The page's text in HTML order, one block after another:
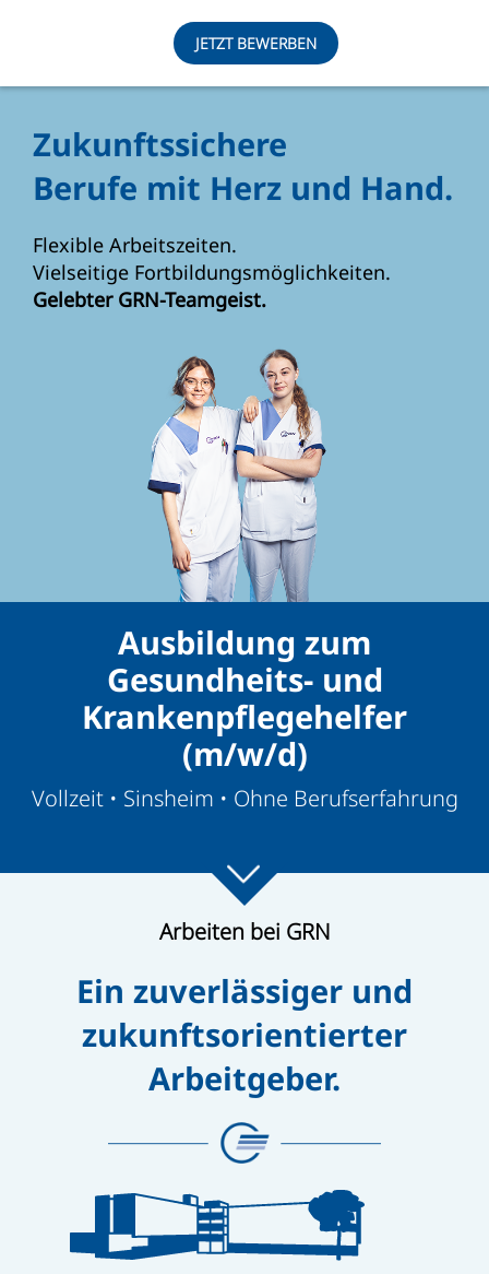
JETZT BEWERBEN
Zukunftssichere
Berufe mit Herz und Hand.
Flexible Arbeitszeiten.
Vielseitige Fortbildungsmöglichkeiten.
Gelebter GRN-Teamgeist.
Ausbildung zum
Gesundheits- und
Krankenpflegehelfer
(m/w/d)
Vollzeit • Sinsheim • Ohne Berufserfahrung
Arbeiten bei GRN
Ein zuverlässiger und
zukunftsorientierter
Arbeitgeber.